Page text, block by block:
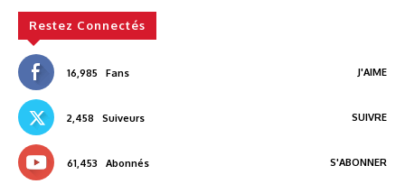
Restez Connectés
16,985 Fans J'AIME
2,458 Suiveurs SUIVRE
61,453 Abonnés S'ABONNER